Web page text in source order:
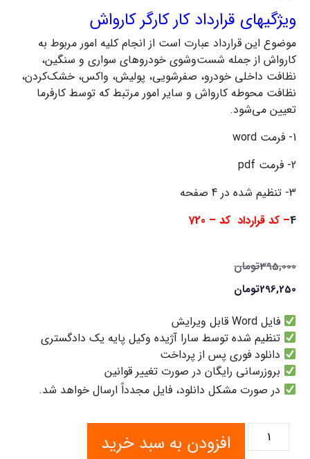
ویژگیهای قرارداد کار کارگر کارواش
موضوع این قرارداد عبارت است از انجام کلیه امور مربوط به
کارواش از جمله شست‌وشوی خودروهای سواری و سنگین،
نظافت داخلی خودرو، صفرشویی، پولیش، واکس، خشک‌کردن،
نظافت محوطه کارواش و سایر امور مرتبط که توسط کارفرما
تعیین می‌شود.
1- فرمت word
2- فرمت pdf
3- تنظیم شده در 4 صفحه
4– کد قرارداد کد – 720
395,000تومان
296,250تومان
فایل Word قابل ویرایش
تنظیم شده توسط سارا آژیده وکیل پایه یک دادگستری
دانلود فوری پس از پرداخت
بروزرسانی رایگان در صورت تغییر قوانین
در صورت مشکل دانلود، فایل مجدداً ارسال خواهد شد.
افزودن به سبد خرید